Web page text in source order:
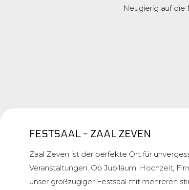
Neugierig auf die
FESTSAAL - ZAAL ZEVEN
Zaal Zeven ist der perfekte Ort für
Veranstaltungen. Ob Jubiläum, Hochzeit,
unser großzügiger Festsaal mit mehreren